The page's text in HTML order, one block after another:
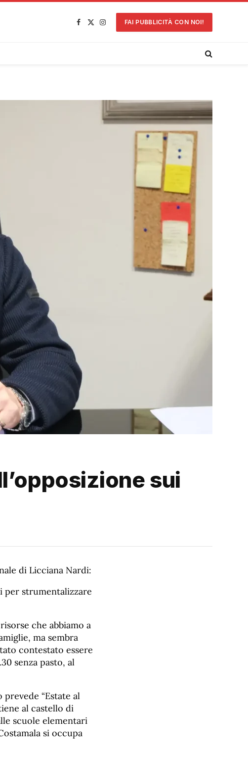
Facebook
X
Instagram
FAI PUBBLICITÀ CON NOI!
sui
di Licciana Nardi:
per strumentalizzare
che abbiamo a
ma sembra
contestato essere
senza pasto, al
“Estate al
al castello di
scuole elementari
si occupa